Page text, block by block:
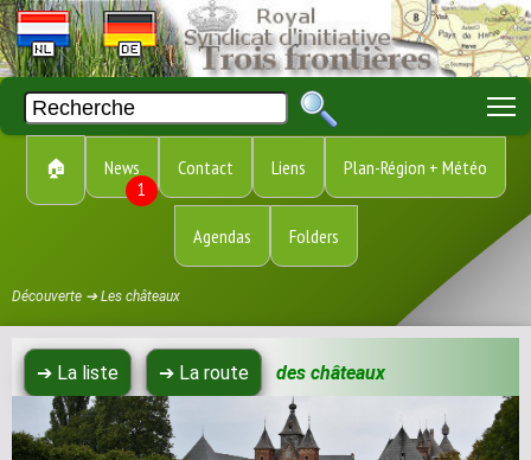
🏠
News
1
Contact Liens Plan-Région + Météo
Agendas Folders
Découverte ➔ Les châteaux
➔ La liste ➔ La route des châteaux